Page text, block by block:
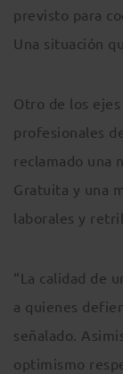
previsto para
Una situación
Otro de los
profesionales
reclamado una
Gratuita y una
laborales y
“La calidad de
a quienes
señalado.
optimismo